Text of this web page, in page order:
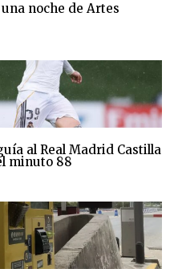
noche de Artes
al Real Madrid Castilla
minuto 88